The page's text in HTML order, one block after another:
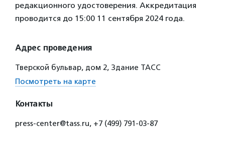
редакционного удостоверения. Аккредитация
проводится до 15:00 11 сентября 2024 года.
Адрес проведения
Тверской бульвар, дом 2, Здание ТАСС
Посмотреть на карте
Контакты
press-center@tass.ru, +7 (499) 791-03-87